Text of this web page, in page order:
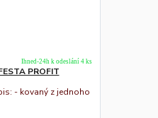
PROFIT
- kovaný z jednoho
Ihned-24h k odeslání 4 ks